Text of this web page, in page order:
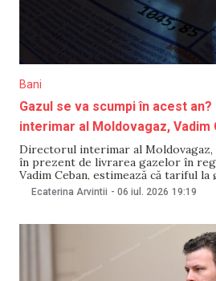
Bani
Gazul se va scumpi în acest
interimar al Moldovagaz, Vadim
Directorul interimar al Moldovagaz,
în prezent de livrarea gazelor în
Vadim Ceban, estimează că tariful la
Moldova ar putea crește în acest
Ecaterina Arvintii - 06 iul. 2026 19:19